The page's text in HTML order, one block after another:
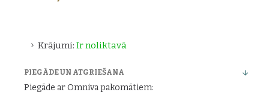
Krājumi: Ir noliktavā
PIEGĀDE UN ATGRIEŠANA
Piegāde ar Omniva pakomātiem: